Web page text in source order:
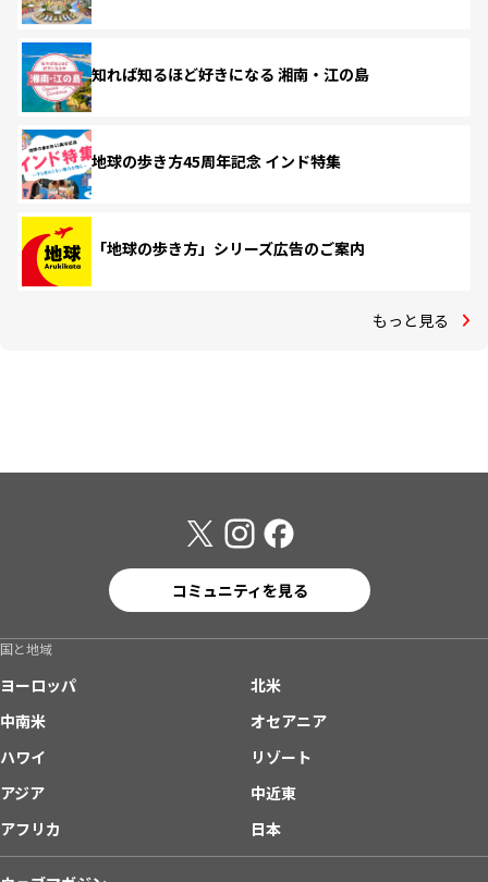
知れば知るほど好きになる 湘南・江の島
地球の歩き方45周年記念 インド特集
「地球の歩き方」シリーズ広告のご案内
もっと見る
コミュニティを見る
国と地域
ヨーロッパ
北米
中南米
オセアニア
ハワイ
リゾート
アジア
中近東
アフリカ
日本